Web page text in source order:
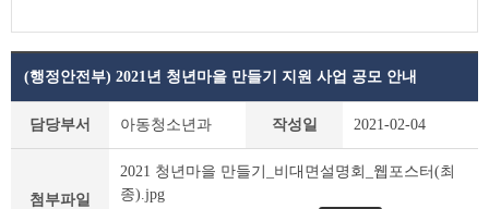
(행정안전부) 2021년 청년마을 만들기 지원 사업 공모 안내
담당부서 아동청소년과 작성일 2021-02-04
첨부파일
2021 청년마을 만들기_비대면설명회_웹포스터(최
종).jpg